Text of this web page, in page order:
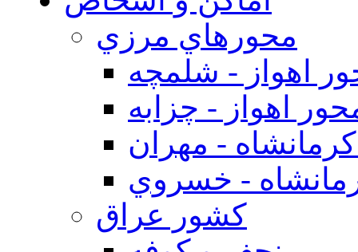
محورهاي مرزي
اهواز - شلمچه
اهواز - چزابه
- مهران
- خسروي
كشور عراق